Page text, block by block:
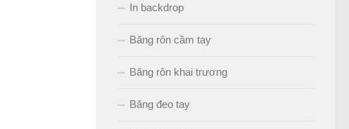
In backdrop
Băng rôn cầm tay
Băng rôn khai trương
Băng đeo tay